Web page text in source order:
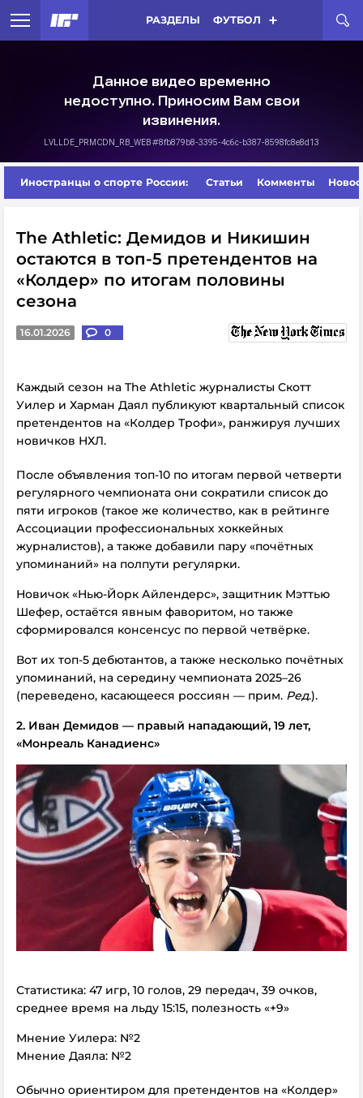
РАЗДЕЛЫ ФУТБОЛ
Иностранцы о спорте России: Статьи Комменты
The Athletic: Демидов и Никишин
остаются в топ-5 претендентов на
«Колдер» по итогам половины
сезона
16.01.2026 0
Каждый сезон на The Athletic журналисты Скотт
Уилер и Харман Даял публикуют квартальный список
претендентов на «Колдер Трофи», ранжируя лучших
новичков НХЛ.
После объявления топ-10 по итогам первой четверти
регулярного чемпионата они сократили список до
пяти игроков (такое же количество, как в рейтинге
Ассоциации профессиональных хоккейных
журналистов), а также добавили пару «почётных
упоминаний» на полпути регулярки.
Новичок «Нью-Йорк Айлендерс», защитник Мэттью
Шефер, остаётся явным фаворитом, но также
сформировался консенсус по первой четвёрке.
Вот их топ-5 дебютантов, а также несколько почётных
упоминаний, на середину чемпионата 2025–26
(переведено, касающееся россиян — прим. Ред.).
2. Иван Демидов — правый нападающий, 19 лет,
«Монреаль Канадиенс»
Статистика: 47 игр, 10 голов, 29 передач, 39 очков,
среднее время на льду 15:15, полезность «+9»
Мнение Уилера: №2
Мнение Даяла: №2
Обычно ориентиром для претендентов на «Колдер»